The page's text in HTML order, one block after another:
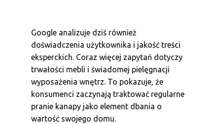
Google analizuje dziś również
doświadczenia użytkownika i jakość treści
eksperckich. Coraz więcej zapytań dotyczy
trwałości mebli i świadomej pielęgnacji
wyposażenia wnętrz. To pokazuje, że
konsumenci zaczynają traktować regularne
pranie kanapy jako element dbania o
wartość swojego domu.